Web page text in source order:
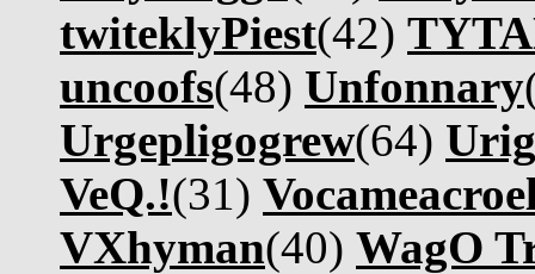
twiteklyPiest(42)
uncoofs(48) Unfonnary
Urgepligogrew(64)
VeQ.!(31)
VXhyman(40) WagO